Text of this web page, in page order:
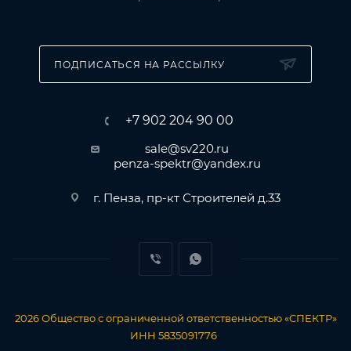
ПОДПИСАТЬСЯ НА РАССЫЛКУ
+7 902 204 90 00
sale@sv220.ru
penza-spektr@yandex.ru
г. Пенза, пр-кт Строителей д.33
2026 Общество с ограниченной ответственностью «СПЕКТР»
ИНН 5835091776